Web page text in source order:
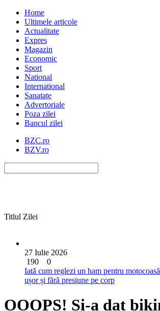
Home
Ultimele articole
Actualitate
Expres
Magazin
Economic
Sport
National
International
Sanatate
Advertoriale
Poza zilei
Bancul zilei
BZC.ro
BZV.ro
Titlul Zilei
27 Iulie 2026
190
0
Iată cum reglezi un ham pentru
ușor și fără presiune pe corp
OOOPS! Si-a dat